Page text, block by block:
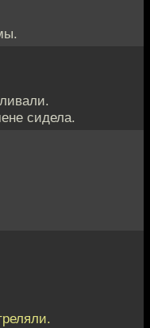
сидела.